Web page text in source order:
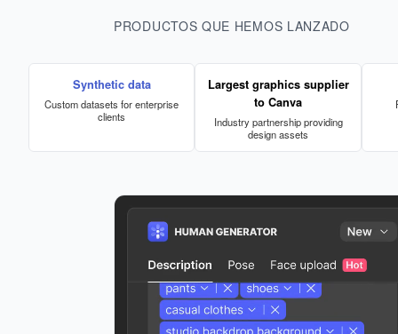
PRODUCTOS QUE HEMOS LANZADO
Synthetic data
Custom datasets for enterprise
clients
Largest graphics supplier
to Canva
Industry partnership providing
design assets